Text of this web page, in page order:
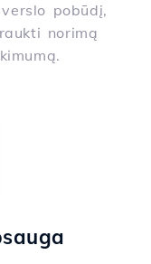
pobūdį,
norimą